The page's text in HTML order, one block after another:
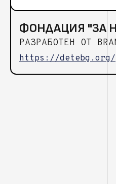
ФОНДАЦИЯ "ЗА
РАЗРАБОТЕН ОТ
https://detebg.org/